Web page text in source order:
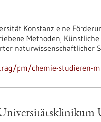
Konstanz eine
Methoden,
naturwissenschaftlicher
pm/chemie-studieren-